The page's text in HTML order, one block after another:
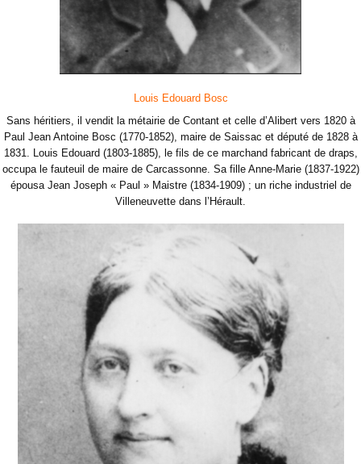
Louis Edouard Bosc
Sans héritiers, il vendit la métairie de Contant et celle d’Alibert vers 1820 à
Paul Jean Antoine Bosc (1770-1852), maire de Saissac et député de 1828 à
1831. Louis Edouard (1803-1885), le fils de ce marchand fabricant de draps,
occupa le fauteuil de maire de Carcassonne. Sa fille Anne-Marie (1837-1922)
épousa Jean Joseph « Paul » Maistre (1834-1909) ; un riche industriel de
Villeneuvette dans l’Hérault.